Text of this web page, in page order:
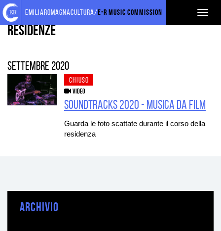
Torna
alla
home
page
Cerca
nel
sito
Salta
ai
contenuti
Salta
al
menu
principale
emiliaromagnacultura/E-R Music Commission
PROGETTI SOSTENUTI
Residenze
settembre 2020
CHIUSO
VIDEO
Soundtracks 2020 - Musica da film
Guarda le foto scattate durante il corso della
residenza
ARCHIVIO